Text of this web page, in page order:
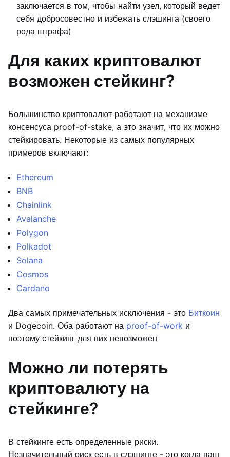
заключается в том, чтобы найти узел, который ведет
себя добросовестно и избежать слэшинга (своего
рода штрафа)
Для каких криптовалют
возможен стейкинг?
Большинство криптовалют работают на механизме
консенсуса proof-of-stake, а это значит, что их можно
стейкировать. Некоторые из самых популярных
примеров включают:
Ethereum
BNB
Chainlink
Avalanche
Polygon
Polkadot
Solana
Cosmos
Cardano
Два самых примечательных исключения - это Биткоин
и Dogecoin. Оба работают на proof-of-work и
поэтому стейкинг для них невозможен
Можно ли потерять
криптовалюту на
стейкинге?
В стейкинге есть определенные риски.
Незначительный риск есть в слэшинге - это когда ваш